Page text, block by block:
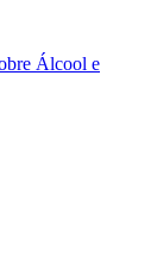
Álcool e